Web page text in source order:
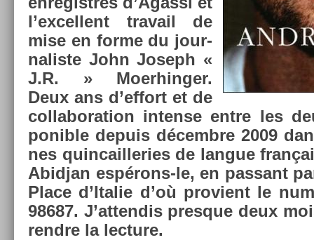
l’ex­cellent travail de
mise en forme du jour­
nalis­te John Joseph «
J.R. » Moer­hing­er.
Deux ans d’ef­fort et de
col­labora­tion in­ten­se entre les
ponib­le de­puis décembre 2009
nes quin­cail­le­ries de lan­gue
Ab­id­jan espérons-le, en pas­sant
Place d’Italie d’où pro­vient le
98687. J’at­tendis pre­sque deux
rendre la lec­ture.